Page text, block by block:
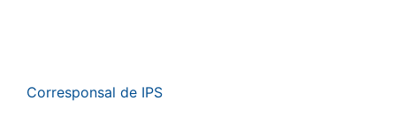
Corresponsal de IPS